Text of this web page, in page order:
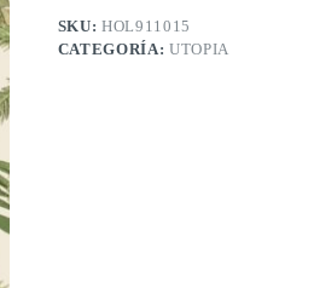
SKU:HOL911015
CATEGORÍA: UTOPIA